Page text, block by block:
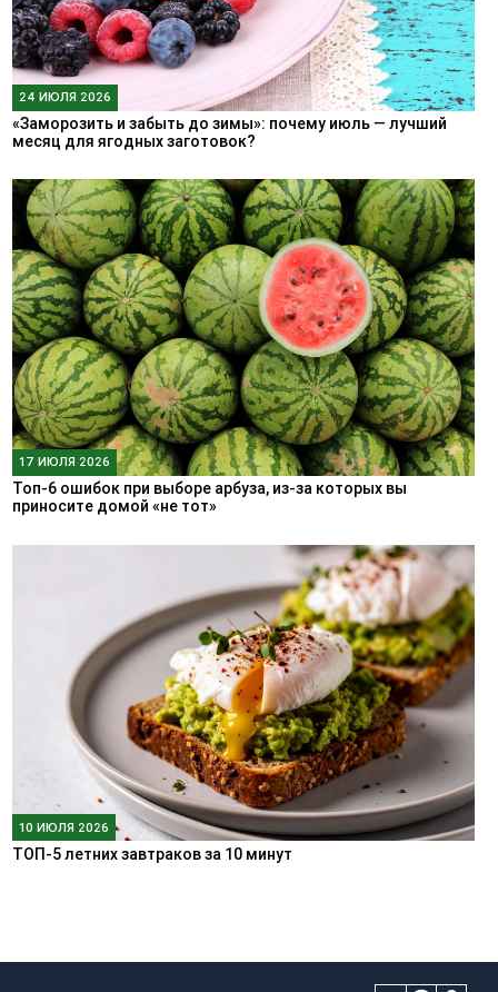
24 ИЮЛЯ 2026
«Заморозить и забыть до зимы»: почему июль — лучший
месяц для ягодных заготовок?
17 ИЮЛЯ 2026
Топ-6 ошибок при выборе арбуза, из-за которых вы
приносите домой «не тот»
10 ИЮЛЯ 2026
ТОП-5 летних завтраков за 10 минут